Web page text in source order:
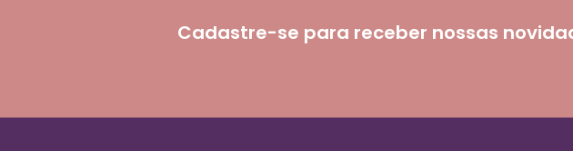
Cadastre-se para receber nossas